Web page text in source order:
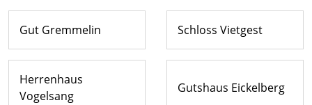
Gut Gremmelin Schloss Vietgest
Herrenhaus
Vogelsang
Gutshaus Eickelberg